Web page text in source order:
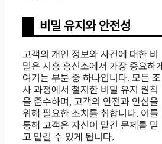
비밀 유지와 안전성
고객의 개인 정보와 사건에 대한 비
밀은 시흥 흥신소에서 가장 중요하게
여기는 부분 중 하나입니다. 모든 조
사 과정에서 철저한 비밀 유지 원칙
을 준수하며, 고객의 안전과 안심을
위해 필요한 조치를 취합니다. 이를
통해 고객은 자신이 맡긴 문제를 믿
고 맡길 수 있게 됩니다.